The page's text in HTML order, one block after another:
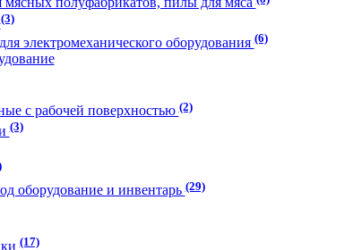
(3)
электромеханического оборудования(6)
с рабочей поверхностью(2)
(3)
оборудование и инвентарь(29)
(17)